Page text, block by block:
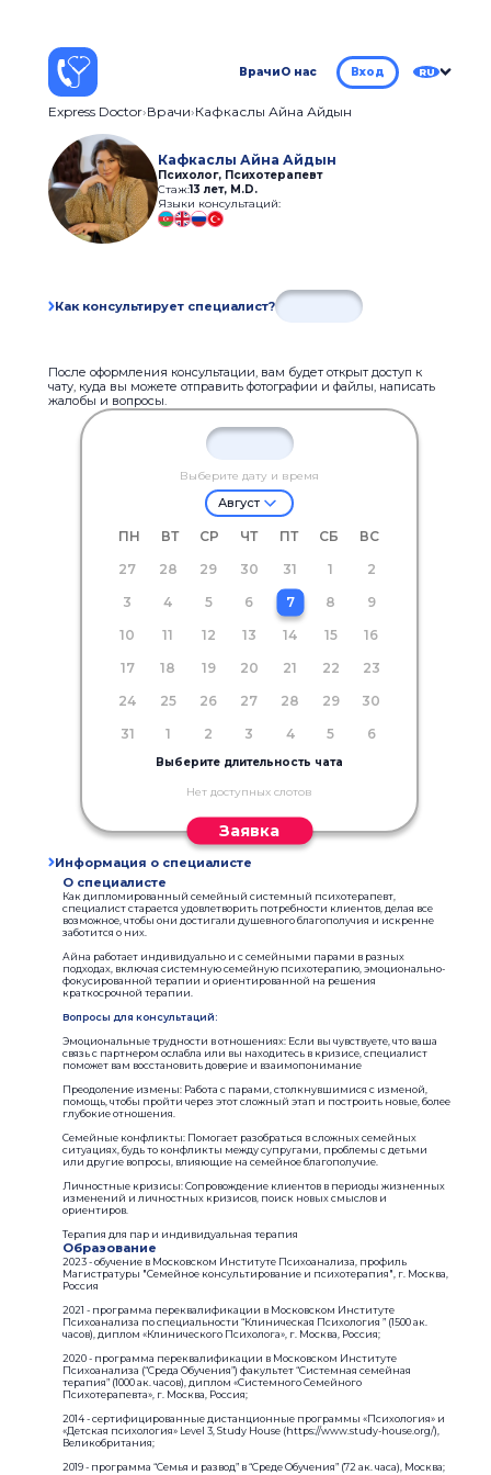
ВрачиО нас Вход RU
Express Doctor Врачи Кафкаслы Айна Айдын
Кафкаслы Айна Айдын
Психолог, Психотерапевт
Стаж:13 лет, М.D.
Языки консультаций:
Как консультирует специалист?
После оформления консультации, вам будет открыт доступ к
чату, куда вы можете отправить фотографии и файлы, написать
жалобы и вопросы.
Выберите дату и время
Август
ПН ВТ СР ЧТ ПТ СБ
ВС
27
28 29 30 31 1
2
3
4 5 6 7 8
9
10
11 12 13 14 15
16
17
18 19 20 21 22
23
24
25 26 27 28 29
30
31
1 2 3 4 5 6
Выберите длительность чата
Нет доступных слотов
Заявка
Информация о специалисте
О специалисте
Как дипломированный семейный системный психотерапевт,
специалист старается удовлетворить потребности клиентов, делая все
возможное, чтобы они достигали душевного благополучия и искренне
заботится о них.
Айна работает индивидуально и с семейными парами в разных
подходах, включая системную семейную психотерапию, эмоционально-
фокусированной терапии и ориентированной на решения
краткосрочной терапии.
Вопросы для консультаций:
Эмоциональные трудности в отношениях: Если вы чувствуете, что ваша
связь с партнером ослабла или вы находитесь в кризисе, специалист
поможет вам восстановить доверие и взаимопонимание
Преодоление измены: Работа с парами, столкнувшимися с изменой,
помощь, чтобы пройти через этот сложный этап и построить новые, более
глубокие отношения.
Семейные конфликты: Помогает разобраться в сложных семейных
ситуациях, будь то конфликты между супругами, проблемы с детьми
или другие вопросы, влияющие на семейное благополучие.
Личностные кризисы: Сопровождение клиентов в периоды жизненных
изменений и личностных кризисов, поиск новых смыслов и
ориентиров.
Терапия для пар и индивидуальная терапия
Образование
2023 - обучение в Московском Институте Психоанализа, профиль
Магистратуры "Семейное консультирование и психотерапия", г. Москва,
Россия
2021 - программа переквалификации в Московском Институте
Психоанализа по специальности “Клиническая Психология ” (1500 ак.
часов), диплом «Клинического Психолога», г. Москва, Россия;
2020 - программа переквалификации в Московском Институте
Психоанализа (“Среда Обучения”) факультет “Системная семейная
терапия” (1000 ак. часов), диплом «Системного Семейного
Психотерапевта», г. Москва, Россия;
2014 - сертифицированные дистанционные программы «Психология» и
«Детская психология» Level 3, Study House (https://www.study-house.org/),
Великобритания;
2019 - программа “Семья и развод” в “Среде Обучения” (72 ак. часа), Москва;